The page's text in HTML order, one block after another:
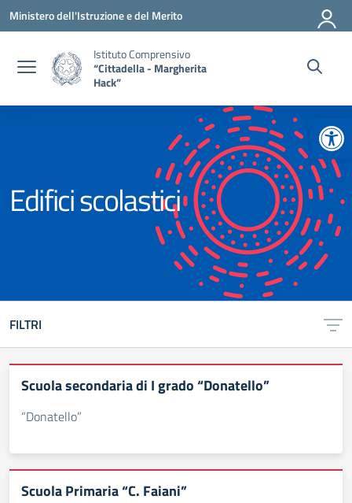
Vai ai contenuti
Vai al menu di navigazione
Vai al footer
Ministero dell'Istruzione e del Merito
Istituto Comprensivo
“Cittadella - Margherita
Hack”
Edifici scolastici
FILTRI
Scuola secondaria di I grado “Donatello”
“Donatello”
Scuola Primaria “C. Faiani”